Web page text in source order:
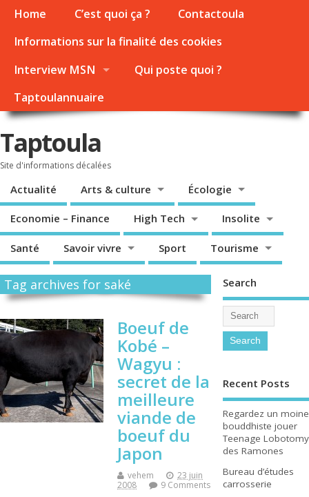
Home C’est quoi ça ?
Contactoula
Informations sur la finalité des cookies
Interview MSN
Qui poste quoi ?
Taptoulannuaire
Taptoula
Site d'informations décalées
Actualité Arts & culture Écologie
Economie – Finance High Tech Insolite
Santé Savoir vivre Sport Tourisme
Tag archives for saké
Boeuf de
Kobé –
Wagyu :
secret de la
meilleure
viande de
boeuf du
Japon
vehem
23 juin
2008
9 Comments
Search
Recent Posts
Regardez un moine
bouddhiste jouer
Teenage Lobotomy
des Ramones
Bureau d’études
carrosserie